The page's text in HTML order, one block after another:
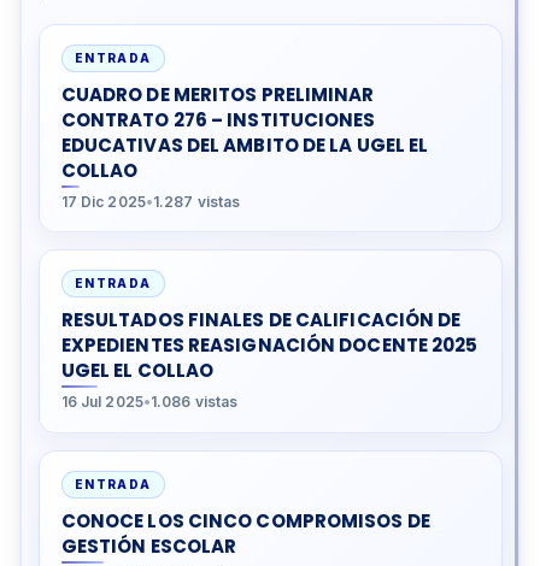
ENTRADA
CUADRO DE MERITOS PRELIMINAR
CONTRATO 276 – INSTITUCIONES
EDUCATIVAS DEL AMBITO DE LA UGEL EL
COLLAO
17 Dic 2025•1.287 vistas
ENTRADA
RESULTADOS FINALES DE CALIFICACIÓN DE
EXPEDIENTES REASIGNACIÓN DOCENTE 2025
UGEL EL COLLAO
16 Jul 2025•1.086 vistas
ENTRADA
CONOCE LOS CINCO COMPROMISOS DE
GESTIÓN ESCOLAR